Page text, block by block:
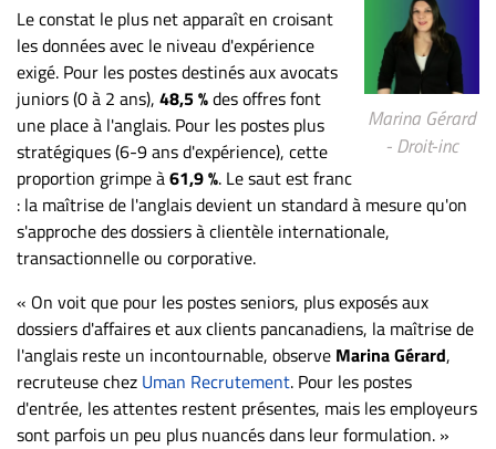
Politique de
confidentialité
Marina Gérard
- Droit-inc
Le constat le plus net apparaît en croisant
les données avec le niveau d'expérience
exigé. Pour les postes destinés aux avocats
juniors (0 à 2 ans), 48,5 %des offres font
une place à l'anglais. Pour les postes plus
stratégiques (6-9 ans d'expérience), cette
proportion grimpe à61,9 %. Le saut est franc
: la maîtrise de l'anglais devient un standard à mesure qu'on
s'approche des dossiers à clientèle internationale,
transactionnelle ou corporative.
« On voit que pour les postes seniors, plus exposés aux
dossiers d'affaires et aux clients pancanadiens, la maîtrise de
l'anglais reste un incontournable, observe Marina Gérard,
recruteuse chez Uman Recrutement. Pour les postes
d'entrée, les attentes restent présentes, mais les employeurs
sont parfois un peu plus nuancés dans leur formulation. »